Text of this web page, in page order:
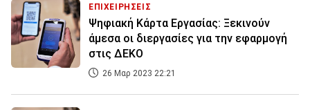
ΕΠΙΧΕΙΡΗΣΕΙΣ
Ψηφιακή Κάρτα Εργασίας: Ξεκινούν
άμεσα οι διεργασίες για την εφαρμογή
στις ΔΕΚΟ
26 Μαρ 2023 22:21